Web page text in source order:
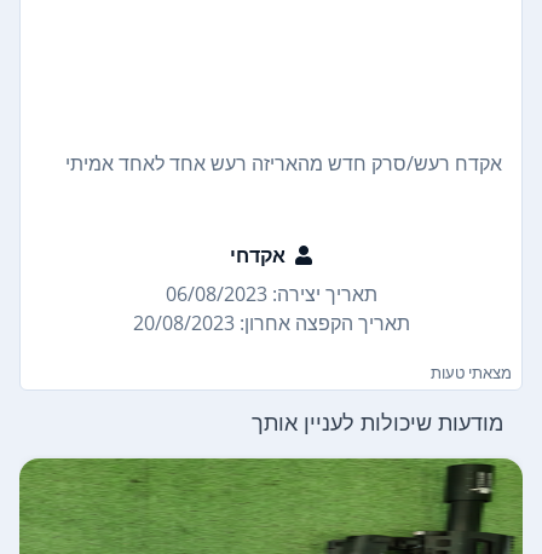
אקדח רעש/סרק חדש מהאריזה רעש אחד לאחד אמיתי
אקדחי
תאריך יצירה: 06/08/2023
תאריך הקפצה אחרון: 20/08/2023
מצאתי טעות
מודעות שיכולות לעניין אותך